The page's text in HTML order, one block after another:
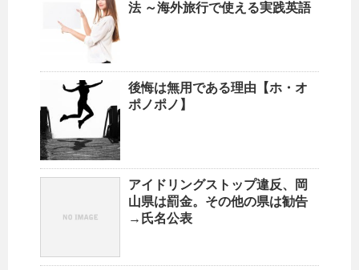
法 ～海外旅行で使える実践英語
後悔は無用である理由【ホ・オ
ポノポノ】
アイドリングストップ違反、岡
山県は罰金。その他の県は勧告
→氏名公表